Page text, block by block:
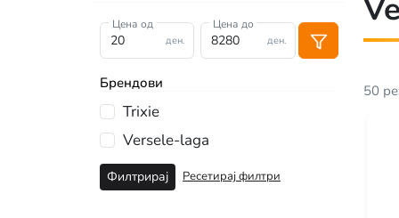
ден.
Цена од
ден.
Цена до
Брендови
Trixie
Versele-laga
Филтрирај Ресетирај филтри
50